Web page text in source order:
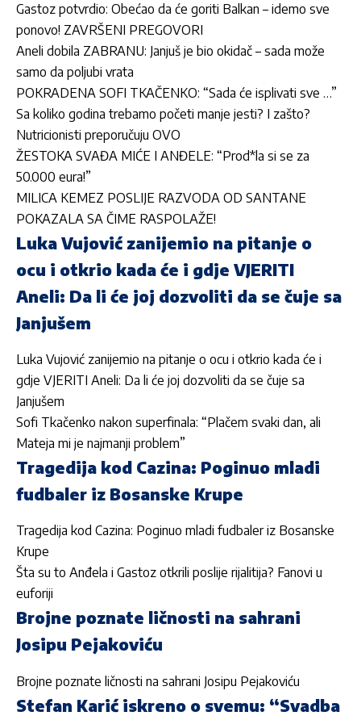
Gastoz potvrdio: Obećao da će goriti Balkan – idemo sve
ponovo! ZAVRŠENI PREGOVORI
Aneli dobila ZABRANU: Janjuš je bio okidač – sada može
samo da poljubi vrata
POKRADENA SOFI TKAČENKO: “Sada će isplivati sve …”
Sa koliko godina trebamo početi manje jesti? I zašto?
Nutricionisti preporučuju OVO
ŽESTOKA SVAĐA MIĆE I ANĐELE: “Prod*la si se za
50.000 eura!”
MILICA KEMEZ POSLIJE RAZVODA OD SANTANE
POKAZALA SA ČIME RASPOLAŽE!
Luka Vujović zanijemio na pitanje o
ocu i otkrio kada će i gdje VJERITI
Aneli: Da li će joj dozvoliti da se čuje sa
Janjušem
Luka Vujović zanijemio na pitanje o ocu i otkrio kada će i
gdje VJERITI Aneli: Da li će joj dozvoliti da se čuje sa
Janjušem
Sofi Tkačenko nakon superfinala: “Plačem svaki dan, ali
Mateja mi je najmanji problem”
Tragedija kod Cazina: Poginuo mladi
fudbaler iz Bosanske Krupe
Tragedija kod Cazina: Poginuo mladi fudbaler iz Bosanske
Krupe
Šta su to Anđela i Gastoz otkrili poslije rijalitija? Fanovi u
euforiji
Brojne poznate ličnosti na sahrani
Josipu Pejakoviću
Brojne poznate ličnosti na sahrani Josipu Pejakoviću
Stefan Karić iskreno o svemu: “Svadba